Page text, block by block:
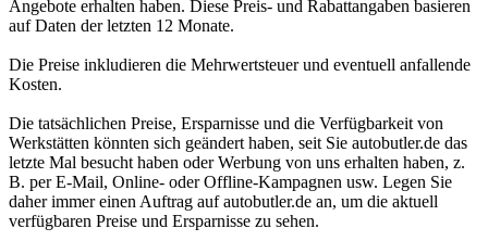
Angebote erhalten haben. Diese Preis- und Rabattangaben basieren
auf Daten der letzten 12 Monate.
Die Preise inkludieren die Mehrwertsteuer und eventuell anfallende
Kosten.
Die tatsächlichen Preise, Ersparnisse und die Verfügbarkeit von
Werkstätten könnten sich geändert haben, seit Sie autobutler.de das
letzte Mal besucht haben oder Werbung von uns erhalten haben, z.
B. per E-Mail, Online- oder Offline-Kampagnen usw. Legen Sie
daher immer einen Auftrag auf autobutler.de an, um die aktuell
verfügbaren Preise und Ersparnisse zu sehen.